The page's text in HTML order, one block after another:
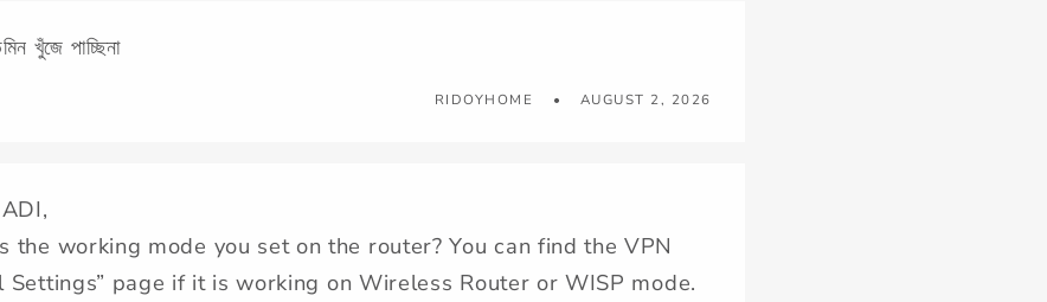
খুঁজে পাচ্ছিনা
RIDOYHOME AUGUST 2, 2026
the working mode you set on the router? You can find the VPN
Settings” page if it is working on Wireless Router or WISP mode.